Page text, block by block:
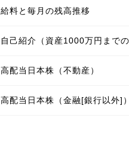
給料と毎月の残高推移
自己紹介（資産1000万円までの
高配当日本株（不動産）
高配当日本株（金融[銀行以外]）